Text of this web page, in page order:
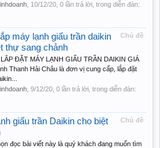
10/12/20 , 0 lần trả lời, trong diễn đàn:
Chủ đề
máy lạnh giấu trần daikin
thự sang chảnh
ĐẶT MÁY LẠNH GIẤU TRẦN DAIKIN GIÁ
Thanh Hải Châu là đơn vị cung cấp, lắp đặt
9/12/20 , 0 lần trả lời, trong diễn đàn:
Chủ đề
giấu trần Daikin cho biệt
đọc bài viết này là quý khách đang muốn tìm